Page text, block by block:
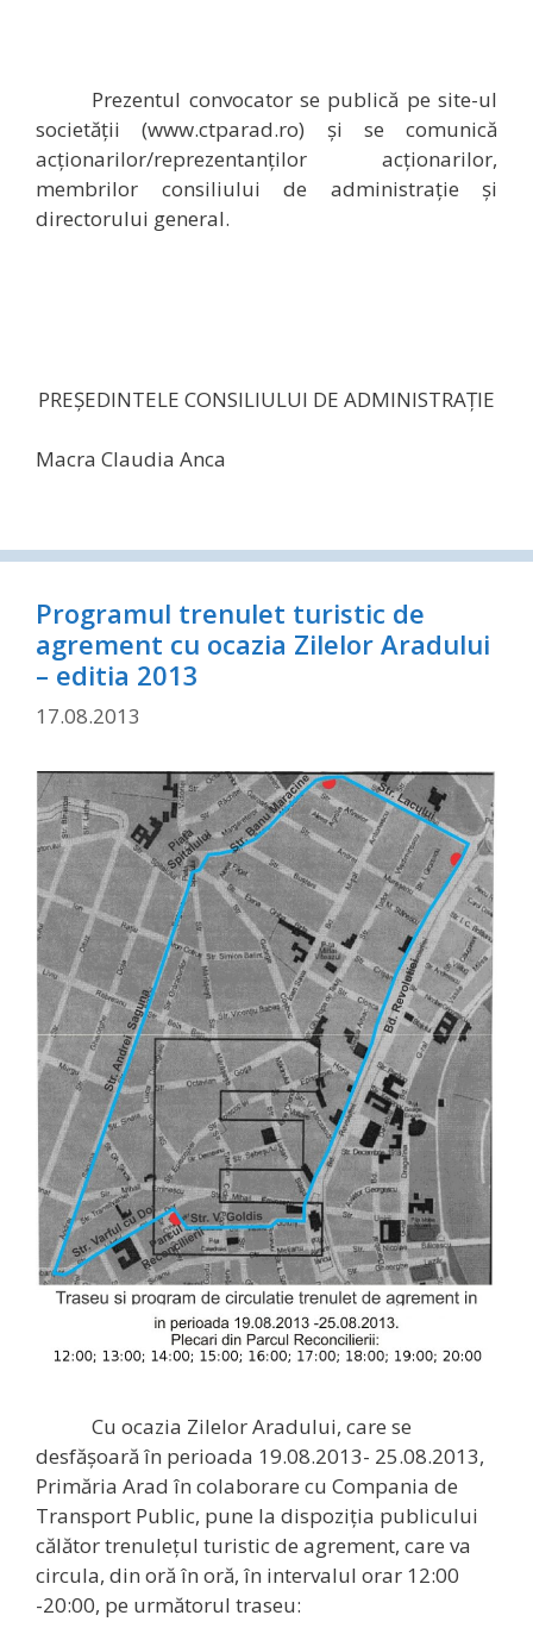
Prezentul convocator se publică pe site-ul
societății (www.ctparad.ro) și se comunică
acţionarilor/reprezentanţilor acţionarilor,
membrilor consiliului de administraţie şi
directorului general.
PREŞEDINTELE CONSILIULUI DE ADMINISTRAŢIE
Macra Claudia Anca
Programul trenulet turistic de
agrement cu ocazia Zilelor Aradului
– editia 2013
17.08.2013
Cu ocazia Zilelor Aradului, care se
desfăşoară în perioada 19.08.2013- 25.08.2013,
Primăria Arad în colaborare cu Compania de
Transport Public, pune la dispoziţia publicului
călător trenuleţul turistic de agrement, care va
circula, din oră în oră, în intervalul orar 12:00
-20:00, pe următorul traseu: